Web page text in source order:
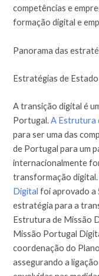
competências e
formação digital e
Panorama das
Estratégias de Estado
A transição digital é
Portugal.A Estrutura
para ser uma das
de Portugal para um
internacionalmente
transformação
Digital foi aprovado a
estratégia para a
Estrutura de Missão
Missão Portugal
coordenação do
assegurando a